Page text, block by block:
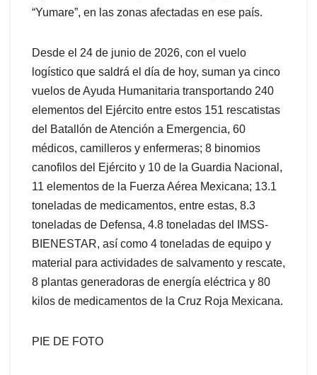
“Yumare”, en las zonas afectadas en ese país.
Desde el 24 de junio de 2026, con el vuelo
logístico que saldrá el día de hoy, suman ya cinco
vuelos de Ayuda Humanitaria transportando 240
elementos del Ejército entre estos 151 rescatistas
del Batallón de Atención a Emergencia, 60
médicos, camilleros y enfermeras; 8 binomios
canofilos del Ejército y 10 de la Guardia Nacional,
11 elementos de la Fuerza Aérea Mexicana; 13.1
toneladas de medicamentos, entre estas, 8.3
toneladas de Defensa, 4.8 toneladas del IMSS-
BIENESTAR, así como 4 toneladas de equipo y
material para actividades de salvamento y rescate,
8 plantas generadoras de energía eléctrica y 80
kilos de medicamentos de la Cruz Roja Mexicana.
PIE DE FOTO